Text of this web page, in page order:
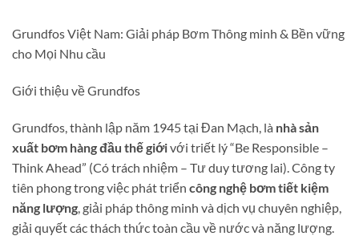
Grundfos Việt Nam: Giải pháp Bơm Thông minh & Bền vững
cho Mọi Nhu cầu
Giới thiệu về Grundfos
Grundfos, thành lập năm 1945 tại Đan Mạch, là nhà sản
xuất bơm hàng đầu thế giớivới triết lý “Be Responsible –
Think Ahead” (Có trách nhiệm – Tư duy tương lai). Công ty
tiên phong trong việc phát triển công nghệ bơm tiết kiệm
năng lượng, giải pháp thông minh và dịch vụ chuyên nghiệp,
giải quyết các thách thức toàn cầu về nước và năng lượng.